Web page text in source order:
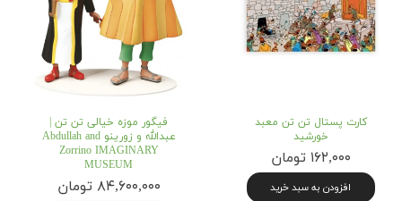
کارت پستال تن تن معبد
خورشید
۱۶۲,۰۰۰ تومان
افزودن به سبد خرید
فیگور موزه خیالی تن تن |
عبدالله و زورینو Abdullah and
Zorrino IMAGINARY
MUSEUM
۸۴,۶۰۰,۰۰۰ تومان